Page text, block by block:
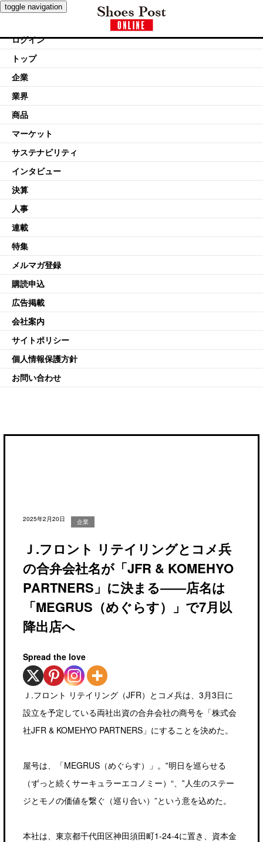
toggle navigation
ログイン
トップ
企業
業界
商品
マーケット
サステナビリティ
インタビュー
決算
人事
連載
特集
メルマガ登録
購読申込
広告掲載
会社案内
サイトポリシー
個人情報保護方針
お問い合わせ
2025年2月20日 企業
Ｊ.フロント リテイリングとコメ兵
の合弁会社名が「JFR & KOMEHYO
PARTNERS」に決まる――店名は
「MEGRUS（めぐらす）」で7月以
降出店へ
Spread the love
Ｊ.フロント リテイリング（JFR）とコメ兵は、3月3日に
設立を予定している両社出資の合弁会社の商号を「株式会
社JFR & KOMEHYO PARTNERS」にすることを決めた。
屋号は、「MEGRUS（めぐらす）」。‟明日を巡らせる
（ずっと続くサーキュラーエコノミー）“、‟人生のステー
ジとモノの価値を繋ぐ（巡り合い）”という意を込めた。
本社は、東京都千代田区神田須田町1-24-4に置き、資本金